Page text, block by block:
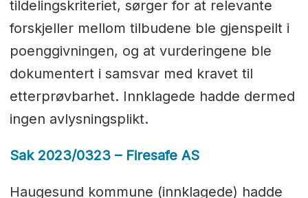
tildelingskriteriet, sørger for at relevante
forskjeller mellom tilbudene ble gjenspeilt i
poenggivningen, og at vurderingene ble
dokumentert i samsvar med kravet til
etterprøvbarhet. Innklagede hadde dermed
ingen avlysningsplikt.
Sak 2023/0323 – Firesafe AS
Haugesund kommune (innklagede) hadde